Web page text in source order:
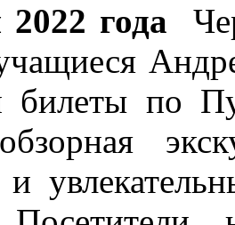
года
билеты по
и